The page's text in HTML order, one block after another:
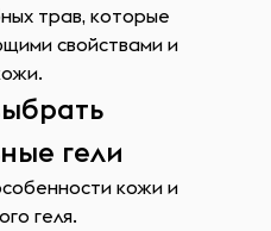
трав, которые
свойствами и
гели
кожи и
геля.